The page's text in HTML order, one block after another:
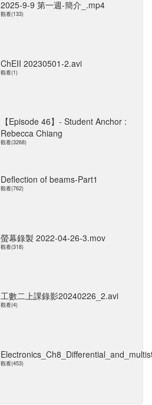
2025-9-9 第一週-簡介_.mp4
觀看(133)
ChEII 20230501-2.avi
觀看(1)
【Episode 46】- Student Anchor :
Rebecca Chiang
觀看(3268)
Deflection of beams-Part1
觀看(762)
螢幕錄製 2022-04-26-3.mov
觀看(318)
工數二上課錄影20240226_2.avi
觀看(4)
觀看(453)